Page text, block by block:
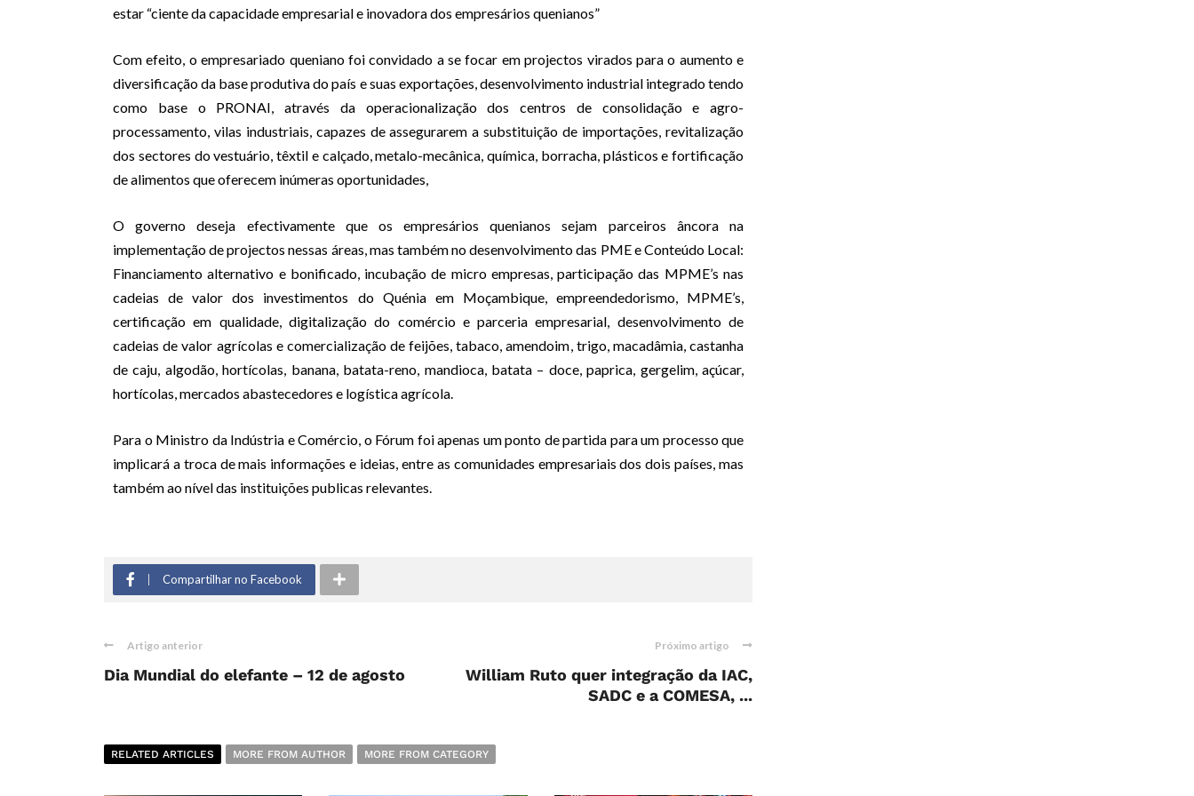
estar “ciente da capacidade empresarial e inovadora dos empresários quenianos”
Com efeito, o empresariado queniano foi convidado a se focar em projectos virados para o aumento e
diversificação da base produtiva do país e suas exportações, desenvolvimento industrial integrado tendo
como base o PRONAI, através da operacionalização dos centros de consolidação e agro-
processamento, vilas industriais, capazes de assegurarem a substituição de importações, revitalização
dos sectores do vestuário, têxtil e calçado, metalo-mecânica, química, borracha, plásticos e fortificação
de alimentos que oferecem inúmeras oportunidades,
O governo deseja efectivamente que os empresários quenianos sejam parceiros âncora na
implementação de projectos nessas áreas, mas também no desenvolvimento das PME e Conteúdo Local:
Financiamento alternativo e bonificado, incubação de micro empresas, participação das MPME’s nas
cadeias de valor dos investimentos do Quénia em Moçambique, empreendedorismo, MPME’s,
certificação em qualidade, digitalização do comércio e parceria empresarial, desenvolvimento de
cadeias de valor agrícolas e comercialização de feijões, tabaco, amendoim, trigo, macadâmia, castanha
de caju, algodão, hortícolas, banana, batata-reno, mandioca, batata – doce, paprica, gergelim, açúcar,
hortícolas, mercados abastecedores e logística agrícola.
Para o Ministro da Indústria e Comércio, o Fórum foi apenas um ponto de partida para um processo que
implicará a troca de mais informações e ideias, entre as comunidades empresariais dos dois países, mas
também ao nível das instituições publicas relevantes.
Compartilhar no Facebook
Artigo anterior
Dia Mundial do elefante – 12 de agosto
Próximo artigo
William Ruto quer integração da IAC,
SADC e a COMESA, ...
RELATED ARTICLES MORE FROM AUTHOR MORE FROM CATEGORY